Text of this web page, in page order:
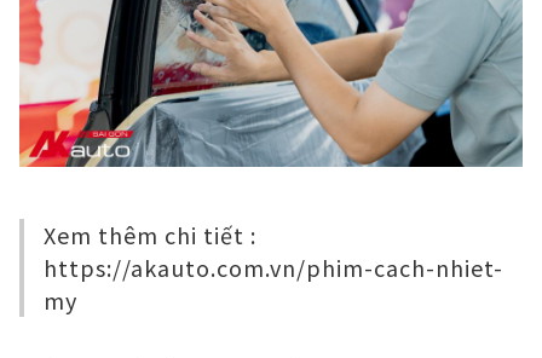
Xem thêm chi tiết :
https://akauto.com.vn/phim-cach-nhiet-
my